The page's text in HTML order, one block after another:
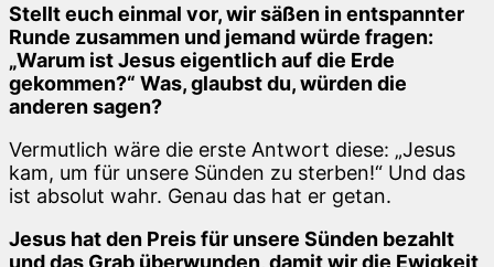
Stellt euch einmal vor, wir säßen in entspannter
Runde zusammen und jemand würde fragen:
„Warum ist Jesus eigentlich auf die Erde
gekommen?“ Was, glaubst du, würden die
anderen sagen?
Vermutlich wäre die erste Antwort diese: „Jesus
kam, um für unsere Sünden zu sterben!“ Und das
ist absolut wahr. Genau das hat er getan.
Jesus hat den Preis für unsere Sünden bezahlt
und das Grab überwunden, damit wir die Ewigkeit